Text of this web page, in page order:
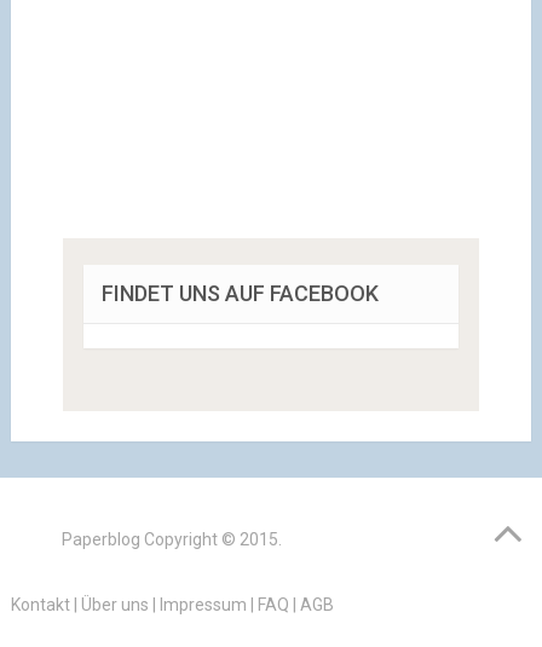
FINDET UNS AUF FACEBOOK
Paperblog Copyright © 2015.
Kontakt| Über uns Impressum FAQ AGB